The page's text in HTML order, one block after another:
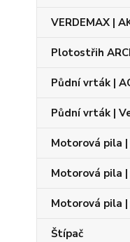
VERDEMAX |
Plotostřih
Půdní vrták |
Půdní vrták |
Motorová pila |
Motorová pila |
Motorová pila |
Štípač